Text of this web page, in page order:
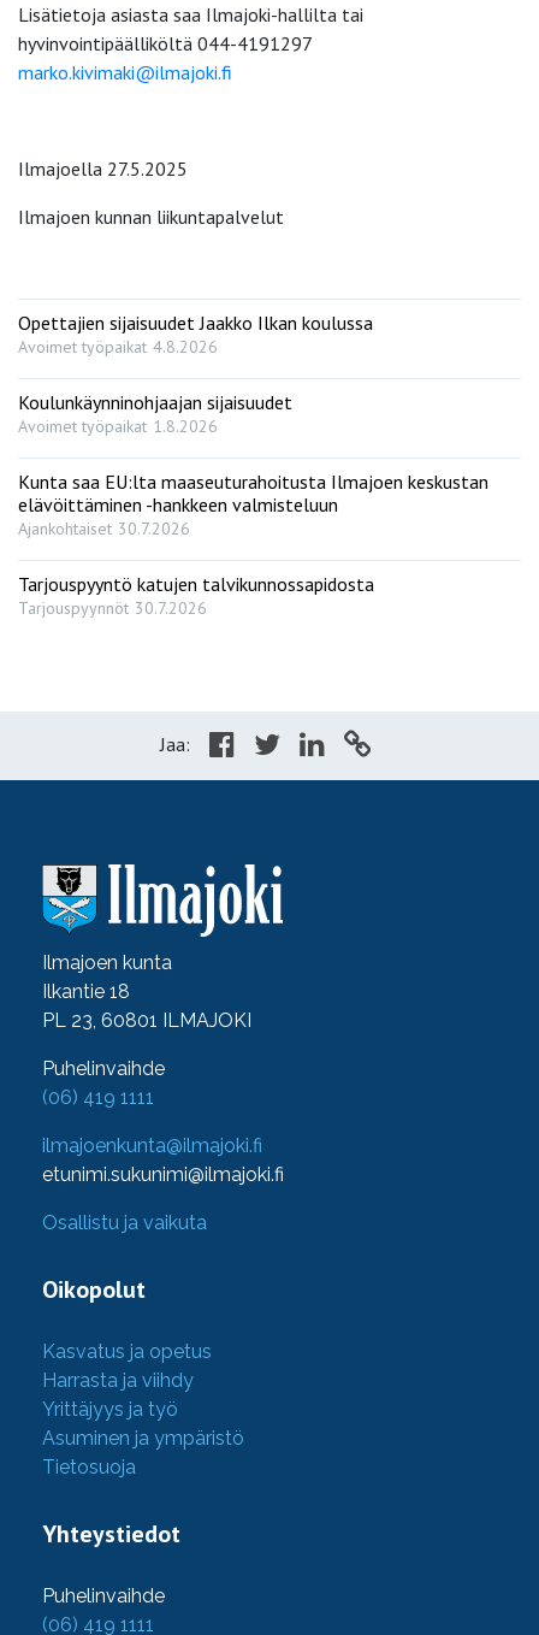
Lisätietoja asiasta saa Ilmajoki-hallilta tai
hyvinvointipäälliköltä 044-4191297
marko.kivimaki@ilmajoki.fi
Ilmajoella 27.5.2025
Ilmajoen kunnan liikuntapalvelut
Opettajien sijaisuudet Jaakko Ilkan koulussa
Avoimet työpaikat 4.8.2026
Koulunkäynninohjaajan sijaisuudet
Avoimet työpaikat 1.8.2026
Kunta saa EU:lta maaseuturahoitusta Ilmajoen keskustan
elävöittäminen -hankkeen valmisteluun
Ajankohtaiset 30.7.2026
Tarjouspyyntö katujen talvikunnossapidosta
Tarjouspyynnöt 30.7.2026
Jaa:
Ilmajoen kunta
Ilkantie 18
PL 23, 60801 ILMAJOKI
Puhelinvaihde
(06) 419 1111
ilmajoenkunta@ilmajoki.fi
etunimi.sukunimi@ilmajoki.fi
Osallistu ja vaikuta
Oikopolut
Kasvatus ja opetus
Harrasta ja viihdy
Yrittäjyys ja työ
Asuminen ja ympäristö
Tietosuoja
Yhteystiedot
Puhelinvaihde
(06) 419 1111